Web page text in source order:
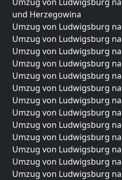
und Herzegowina
Umzug von Ludwigsburg
Umzug von Ludwigsburg
Umzug von Ludwigsburg
Umzug von Ludwigsburg
Umzug von Ludwigsburg
Umzug von Ludwigsburg
Umzug von Ludwigsburg
Umzug von Ludwigsburg
Umzug von Ludwigsburg
Umzug von Ludwigsburg
Umzug von Ludwigsburg
Umzug von Ludwigsburg
Umzug von Ludwigsburg